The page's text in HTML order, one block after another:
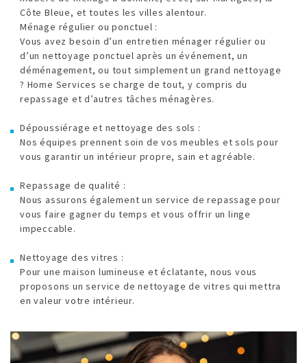
Côte Bleue, et toutes les villes alentour.
Ménage régulier ou ponctuel :
Vous avez besoin d’un entretien ménager régulier ou
d’un nettoyage ponctuel après un événement, un
déménagement, ou tout simplement un grand nettoyage
? Home Services se charge de tout, y compris du
repassage et d’autres tâches ménagères.
Dépoussiérage et nettoyage des sols :
Nos équipes prennent soin de vos meubles et sols pour
vous garantir un intérieur propre, sain et agréable.
Repassage de qualité :
Nous assurons également un service de repassage pour
vous faire gagner du temps et vous offrir un linge
impeccable.
Nettoyage des vitres :
Pour une maison lumineuse et éclatante, nous vous
proposons un service de nettoyage de vitres qui mettra
en valeur votre intérieur.